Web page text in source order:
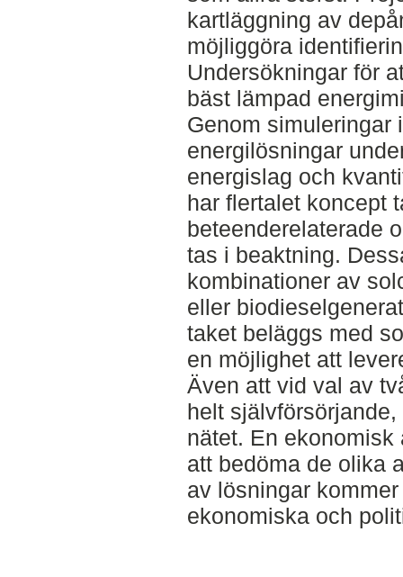
kartläggning av
möjliggöra
Undersökningar för
bäst lämpad
Genom simuleringar
energilösningar
energislag och
har flertalet koncept
beteenderelaterade
tas i beaktning.
kombinationer av
eller
taket beläggs med
en möjlighet att
Även att vid val av
helt
nätet. En
att bedöma de olika
av lösningar
ekonomiska och